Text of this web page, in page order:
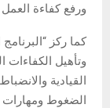
ورفع كفاءة
كما ركز
وتأهيل الكفاءات
القيادية
الضغوط ومهارات